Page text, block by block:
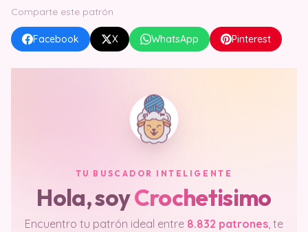
Comparte este patrón
Facebook X WhatsApp Pinterest
TU BUSCADOR INTELIGENTE
Hola, soyCrochetisimo
Encuentro tu patrón ideal entre 8.832 patrones , te